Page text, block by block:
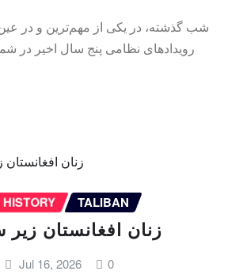
شب گذشته، در یکی از مهم‌ترین و در
رویدادهای نظامی پنج سال اخیر در
TALIBAN
زنان افغانستان
Jul 16, 2026 0